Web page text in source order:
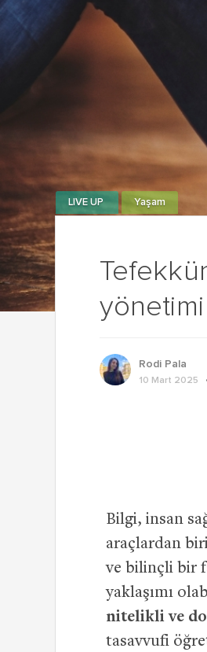
yönetimi
LIVE UP Yaşam
Rodi Pala
10 Mart 2025
Bilgi, insan
araçlardan
ve bilinçli bir
yaklaşımı
nitelikli ve
tasavvufi